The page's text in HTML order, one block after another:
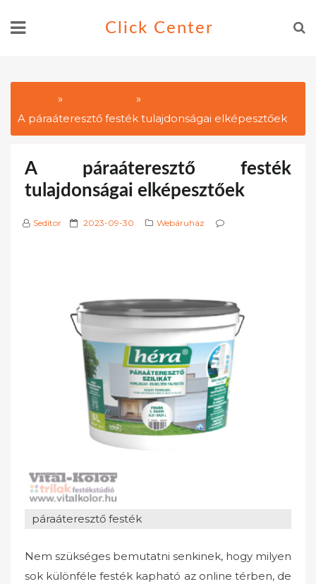
Click Center
A páraáteresztő festék tulajdonságai elképesztőek
A páraáteresztő festék
tulajdonságai elképesztőek
Seditor
P
d
o
n
2023-09-30 Webáruház
páraáteresztő festék
Nem szükséges bemutatni senkinek, hogy milyen
sok különféle festék kapható az online térben, de